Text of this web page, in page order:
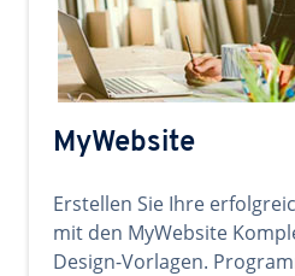
MyWebsite
Erstellen Sie Ihre
mit den MyWebsite
Design-Vorlagen.